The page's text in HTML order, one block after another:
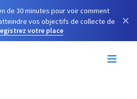
de 30 minutes pour voir comment
vos objectifs de collecte de
votre place
×